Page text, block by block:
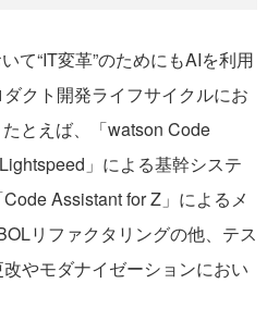
て“IT変革”のためにもAIを利用
クト開発ライフサイクルにお
とえば、「watson Code
」による基幹システ
Assistant for Z」によるメ
リファクタリングの他、テス
やモダナイゼーションにおい